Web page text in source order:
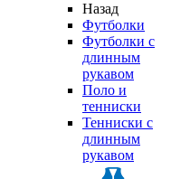
Назад
Футболки
Футболки с
длинным
рукавом
Поло и
тенниски
Тенниски с
длинным
рукавом